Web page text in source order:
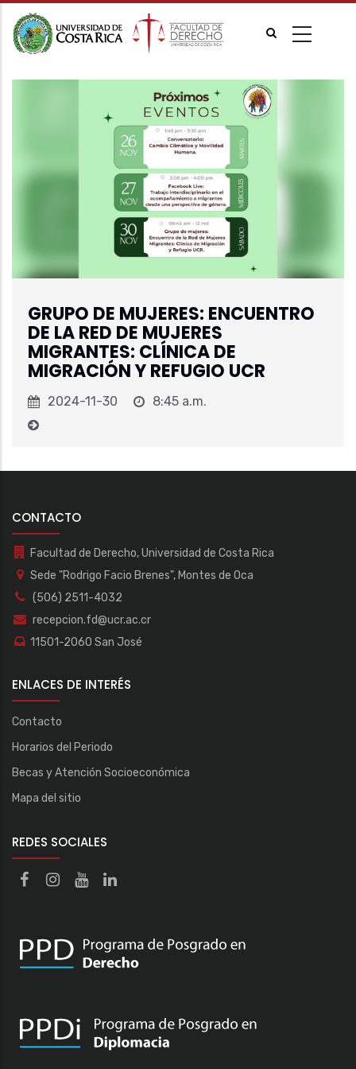
contenido
GRUPO DE MUJERES: ENCUENTRO
DE LA RED DE MUJERES
MIGRANTES: CLÍNICA DE
MIGRACIÓN Y REFUGIO UCR
2024-11-30 8:45 a.m.
CONTACTO
Facultad de Derecho, Universidad de Costa Rica
Sede "Rodrigo Facio Brenes", Montes de Oca
(506) 2511-4032
recepcion.fd@ucr.ac.cr
11501-2060 San José
ENLACES DE INTERÉS
Contacto
Horarios del Periodo
Becas y Atención Socioeconómica
Mapa del sitio
REDES SOCIALES